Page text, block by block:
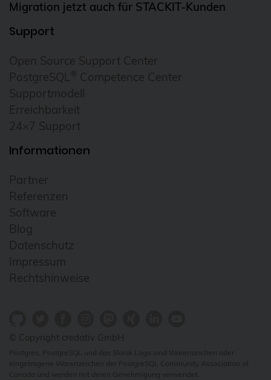
Migration jetzt auch für STACKIT-Kunden
Support
Open Source Support Center
PostgreSQL ® Competence Center
Supportmodell
Erreichbarkeit
24×7 Support
Informationen
Partner
Referenzen
Software
Blog
Datenschutz
Impressum
Rechtshinweise
© Copyright credativ GmbH
Postgres, PostgreSQL und das Slonik Logo sind Warenzeichen oder
eingetragene Warenzeichen der PostgreSQL Community Association of
Canada und werden mit deren Genehmigung verwendet.